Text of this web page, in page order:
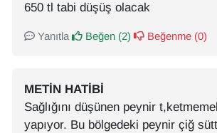
650 tl tabi düşüş olacak
Yanıtla Beğen (2) Beğenme (0)
METIN HATIBI
Sağlığını düşünen peynir
yapıyor. Bu bölgedeki peynir çiğ